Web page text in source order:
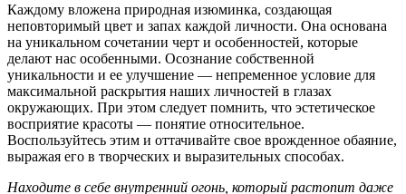
Каждому вложена природная изюминка, создающая
неповторимый цвет и запах каждой личности. Она основана
на уникальном сочетании черт и особенностей, которые
делают нас особенными. Осознание собственной
уникальности и ее улучшение — непременное условие для
максимальной раскрытия наших личностей в глазах
окружающих. При этом следует помнить, что эстетическое
восприятие красоты — понятие относительное.
Воспользуйтесь этим и оттачивайте свое врожденное обаяние,
выражая его в творческих и выразительных способах.
Находите в себе внутренний огонь, который растопит даже